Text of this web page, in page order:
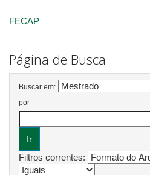
FECAP
Página de Busca
Buscar em:
por
Filtros correntes: